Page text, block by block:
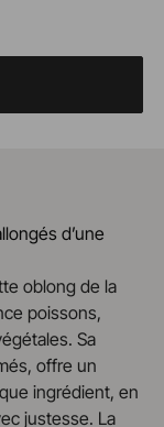
d’une
oblong de la
poissons,
Sa
offre un
ingrédient, en
justesse. La